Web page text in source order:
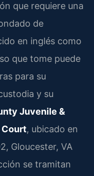
que requiere una
de
en inglés como
que tome puede
para su
y su
Juvenile &
, ubicado en
Gloucester, VA
se tramitan